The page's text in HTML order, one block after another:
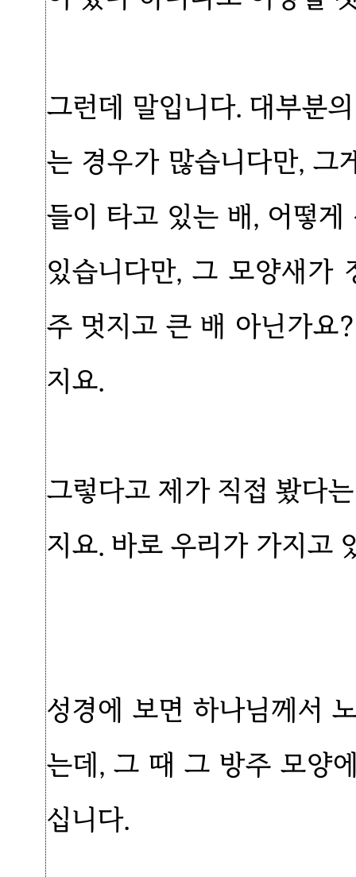
그런데 말입니다. 대부분
는 경우가 많습니다만, 그
들이 타고 있는 배, 어떻
있습니다만, 그 모양새가
주 멋지고 큰 배 아닌가요
지요.
그렇다고 제가 직접 봤다
지요. 바로 우리가 가지고
성경에 보면 하나님께서
는데, 그 때 그 방주 모양
십니다.